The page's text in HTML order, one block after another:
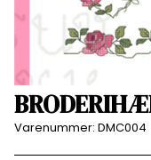
Varenummer: DMC004